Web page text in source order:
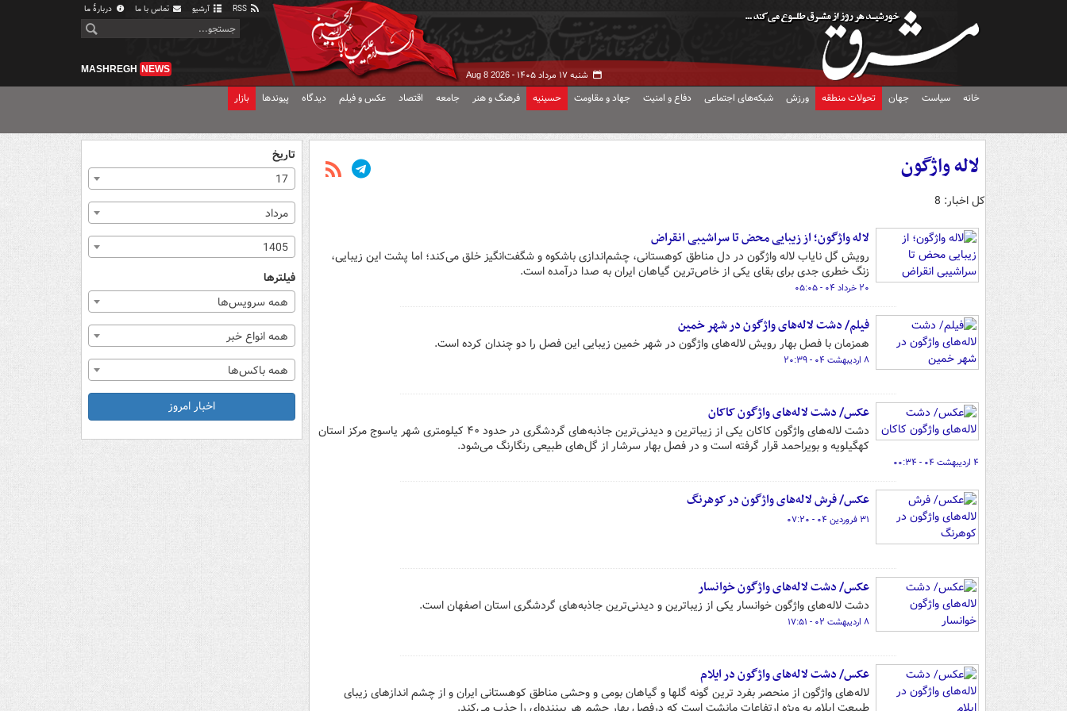
آرشیو تماس با ما دربارهٔ ما
شنبه ۱۷ مرداد ۱۴۰۵ - Aug 8 2026
MASHREGH NEWS
خانه سیاست جهان تحولات منطقه ورزش شبکه‌های اجتماعی دفاع و امنیت جهاد و مقاومت حسینیه فرهنگ و هنر جامعه اقتصاد عکس و فیلم دیدگاه پیوندها بازار
لاله واژگون
کل اخبار: 8
لاله واژگون؛ از زیبایی محض تا سراشیبی انقراض
رویش گل نایاب لاله واژگون در دل مناطق کوهستانی، چشم‌اندازی باشکوه و شگفت‌انگیز خلق می‌کند؛ اما پشت این زیبایی،
زنگ خطری جدی برای بقای یکی از خاص‌ترین گیاهان ایران به صدا درآمده است.
۲۰ خرداد ۰۴ - ۰۵:۰۵
فیلم/ دشت لاله‌های واژگون در شهر خمین
همزمان با فصل بهار رویش لاله‌های واژگون در شهر خمین زیبایی این فصل را دو چندان کرده است.
۸ اردیبهشت ۰۴ - ۲۰:۳۹
عکس/ دشت لاله‌های واژگون کاکان
دشت لاله‌های واژگون کاکان یکی از زیباترین و دیدنی‌ترین جاذبه‌های گردشگری در حدود ۴۰ کیلومتری شهر یاسوج مرکز استان
کهگیلویه و بویراحمد قرار گرفته است و در فصل بهار سرشار از گل‌های طبیعی رنگارنگ می‌شود.
۴ اردیبهشت ۰۴ - ۰۰:۳۴
عکس/ فرش لاله‌های واژگون در کوهرنگ
۳۱ فروردین ۰۴ - ۰۷:۲۰
عکس/ دشت لاله‌های واژگون خوانسار
دشت لاله‌های واژگون خوانسار یکی از زیباترین و دیدنی‌ترین جاذبه‌های گردشگری استان اصفهان است.
۸ اردیبهشت ۰۲ - ۱۷:۵۱
عکس/ دشت لاله‌های واژگون در ایلام
لاله‌های واژگون از منحصر بفرد ترین گونه گلها و گیاهان بومی و وحشی مناطق کوهستانی ایران و از چشم اندازهای زیبای
تاریخ
17
مرداد
1405
فیلترها
همه سرویس‌ها
همه انواع خبر
همه باکس‌ها
اخبار امروز